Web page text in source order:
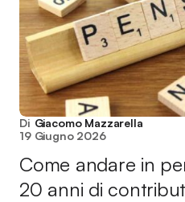
Di Giacomo Mazzarella
19 Giugno 2026
Come andare in
20 anni di